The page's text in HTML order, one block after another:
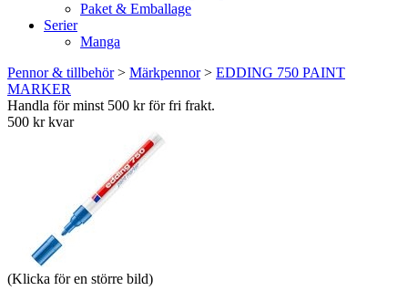
Paket & Emballage
Serier
Manga
Pennor & tillbehör> Märkpennor> EDDING 750 PAINT
MARKER
Handla för minst 500 kr för fri frakt.
500 kr kvar
(Klicka för en större bild)